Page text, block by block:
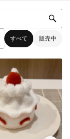
すべて 販売中